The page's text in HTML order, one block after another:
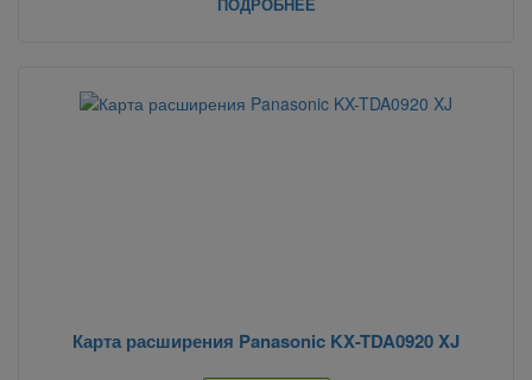
Карта расширения Panasonic KX-TDA0920 XJ